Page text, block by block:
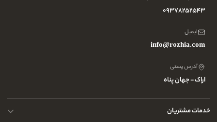
09378252543
ایمیل
info@rozhia.com
آدرس پستی
اراک - جهان پناه
خدمات مشتریان